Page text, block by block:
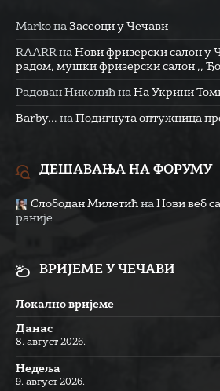
Marko на Засеоци у Чечави
RAARR на Нови фризерски салон у
радом, мушки фризерски салон ,,
Радован Николић на На Укрини
Barby... на Подигнута оптужница
ДЕШАВАЊА НА ФОРУМУ
Слободан Милетић на Нови веб
раније
ВРИЈЕМЕ У ЧЕЧАВИ
Локално вријеме
Данас
8. август 2026.
Недеља
9. август 2026.